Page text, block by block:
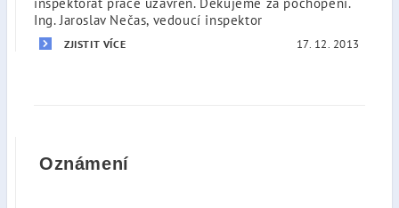
Ing. Jaroslav Nečas, vedoucí inspektor
ZJISTIT VÍCE 17. 12. 2013
Oznámení